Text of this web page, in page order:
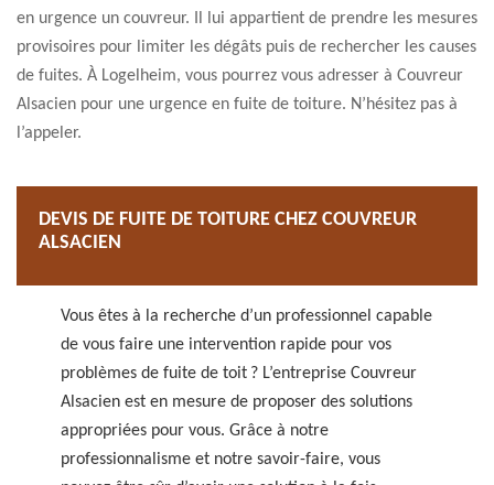
en urgence un couvreur. Il lui appartient de prendre les mesures
provisoires pour limiter les dégâts puis de rechercher les causes
de fuites. À Logelheim, vous pourrez vous adresser à Couvreur
Alsacien pour une urgence en fuite de toiture. N’hésitez pas à
l’appeler.
DEVIS DE FUITE DE TOITURE CHEZ COUVREUR
ALSACIEN
Vous êtes à la recherche d’un professionnel capable
de vous faire une intervention rapide pour vos
problèmes de fuite de toit ? L’entreprise Couvreur
Alsacien est en mesure de proposer des solutions
appropriées pour vous. Grâce à notre
professionnalisme et notre savoir-faire, vous